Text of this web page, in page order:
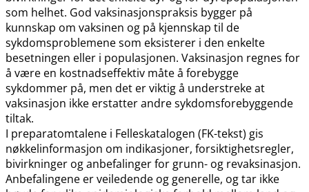
som helhet. God vaksinasjonspraksis bygger på
kunnskap om vaksinen og på kjennskap til de
sykdomsproblemene som eksisterer i den enkelte
besetningen eller i populasjonen. Vaksinasjon regnes for
å være en kostnadseffektiv måte å forebygge
sykdommer på, men det er viktig å understreke at
vaksinasjon ikke erstatter andre sykdomsforebyggende
tiltak.
I preparatomtalene i Felleskatalogen (FK-tekst) gis
nøkkelinformasjon om indikasjoner, forsiktighetsregler,
bivirkninger og anbefalinger for grunn- og revaksinasjon.
Anbefalingene er veiledende og generelle, og tar ikke